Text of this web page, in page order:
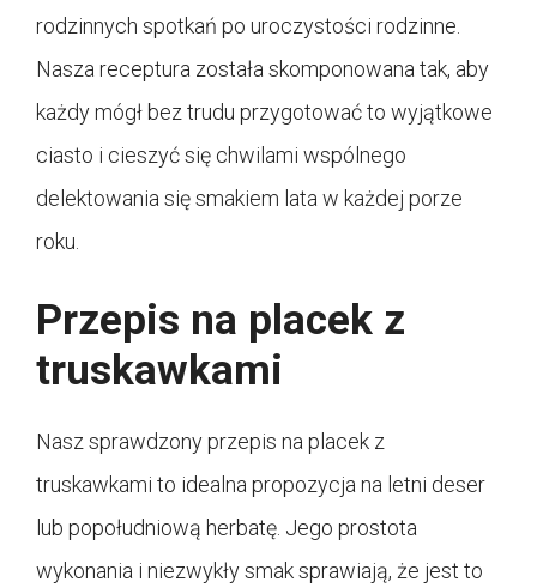
rodzinnych spotkań po uroczystości rodzinne.
Nasza receptura została skomponowana tak, aby
każdy mógł bez trudu przygotować to wyjątkowe
ciasto i cieszyć się chwilami wspólnego
delektowania się smakiem lata w każdej porze
roku.
Przepis na placek z
truskawkami
Nasz sprawdzony przepis na placek z
truskawkami to idealna propozycja na letni deser
lub popołudniową herbatę. Jego prostota
wykonania i niezwykły smak sprawiają, że jest to